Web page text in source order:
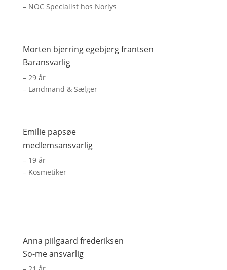
– NOC Specialist hos Norlys
Morten bjerring egebjerg frantsen
Baransvarlig
– 29 år
– Landmand & Sælger
Emilie papsøe
medlemsansvarlig
– 19 år
– Kosmetiker
Anna piilgaard frederiksen
So-me ansvarlig